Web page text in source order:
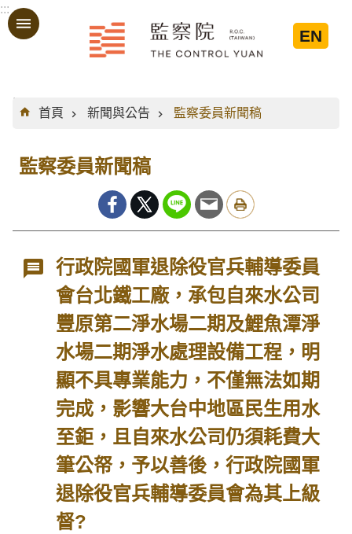
跳到主要內容區塊
:::
EN
:::
首頁
新聞與公告 監察委員新聞稿
監察委員新聞稿
行政院國軍退除役官兵輔導委員
會台北鐵工廠，承包自來水公司
豐原第二淨水場二期及鯉魚潭淨
水場二期淨水處理設備工程，明
顯不具專業能力，不僅無法如期
完成，影響大台中地區民生用水
至鉅，且自來水公司仍須耗費大
筆公帑，予以善後，行政院國軍
退除役官兵輔導委員會為其上級
督?